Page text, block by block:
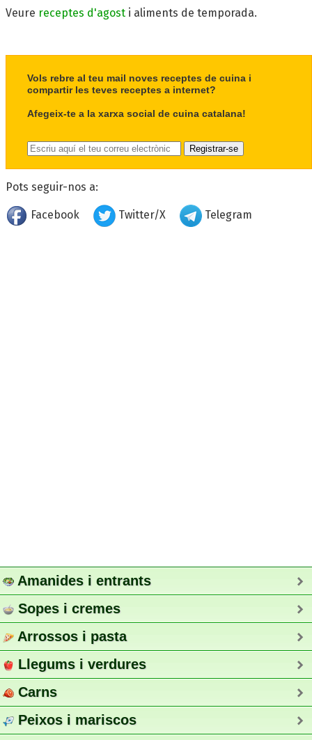
Veure receptes d'agost i aliments de temporada.
Vols rebre al teu mail noves receptes de cuina i
compartir les teves receptes a internet?
Afegeix-te a la xarxa social de cuina catalana!
Pots seguir-nos a:
Facebook Twitter/X Telegram
Amanides i entrants
Sopes i cremes
Arrossos i pasta
Llegums i verdures
Carns
Peixos i mariscos